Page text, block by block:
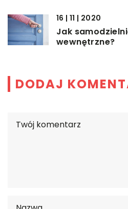
16 | 11 | 2020
Jak
wewnętrzne?
DODAJ